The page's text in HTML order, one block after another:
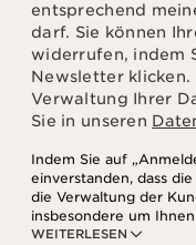
entsprechend
darf. Sie können
widerrufen, indem
Newsletter
Verwaltung Ihrer
Sie in unseren
WEITERLESEN
Indem Sie auf
einverstanden, dass
die Verwaltung der
insbesondere um
Produkten und